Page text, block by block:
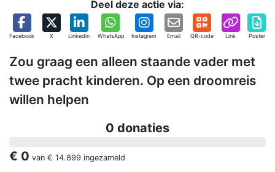
Deel deze actie via:
Facebook X Linkedin WhatsApp Instagram Email QR-code Link Poster
Zou graag een alleen staande vader met
twee pracht kinderen. Op een droomreis
willen helpen
0 donaties
€ 0 van € 14.899 ingezameld